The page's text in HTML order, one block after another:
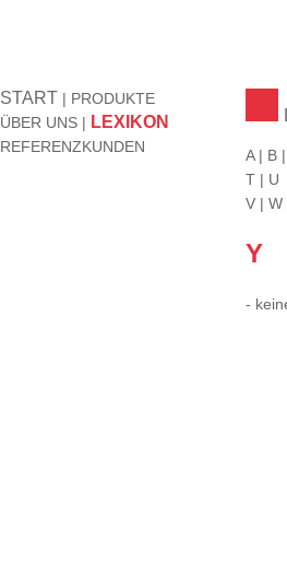
START | PRODUKTE
ÜBER UNS | LEXIKON
REFERENZKUNDEN A| B
T | U
V | W
Y
-